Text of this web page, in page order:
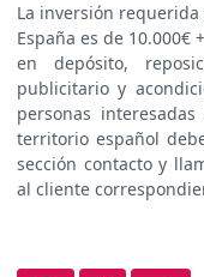
La inversión
España es de 10.000€
en depósito,
publicitario y
personas
territorio español
sección contacto y
al cliente